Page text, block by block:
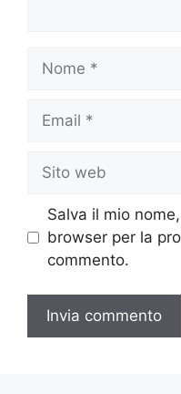
web
Salva il mio
browser per la
commento.